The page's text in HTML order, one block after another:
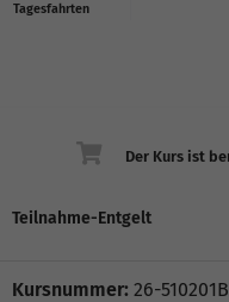
Tagesfahrten
Teilnahme-Entgelt
Kursnummer: 26-510201B